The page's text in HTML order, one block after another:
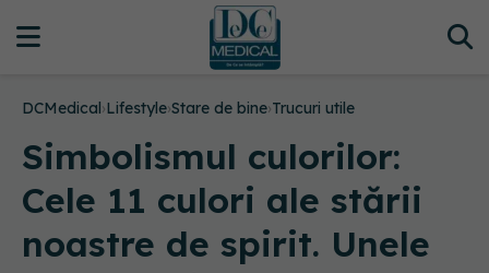
DCMedical›Lifestyle›Stare de bine›Trucuri utile
Simbolismul culorilor:
Cele 11 culori ale stării
noastre de spirit. Unele